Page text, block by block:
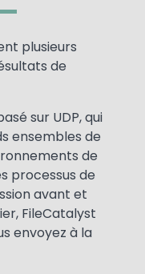
plusieurs
de
sur UDP, qui
ensembles de
de
processus de
avant et
FileCatalyst
envoyez à la